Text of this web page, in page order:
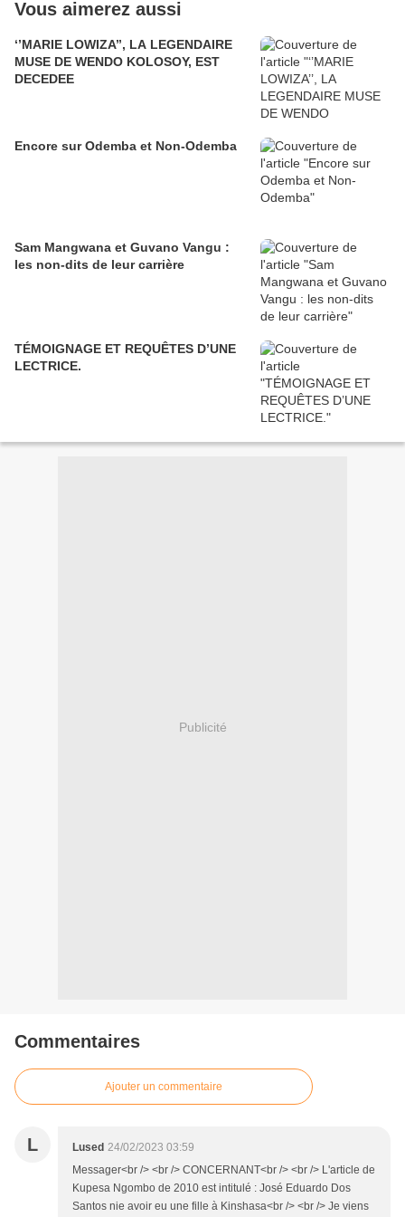
Vous aimerez aussi
‘’MARIE LOWIZA’’, LA LEGENDAIRE
MUSE DE WENDO KOLOSOY, EST
DECEDEE
Encore sur Odemba et Non-Odemba
Sam Mangwana et Guvano Vangu :
les non-dits de leur carrière
TÉMOIGNAGE ET REQUÊTES D’UNE
LECTRICE.
Publicité
Commentaires
Ajouter un commentaire
L Lused 24/02/2023 03:59
Messager<br /> <br /> CONCERNANT<br /> <br /> L'article de
Kupesa Ngombo de 2010 est intitulé : José Eduardo Dos
Santos nie avoir eu une fille à Kinshasa<br /> <br /> Je viens